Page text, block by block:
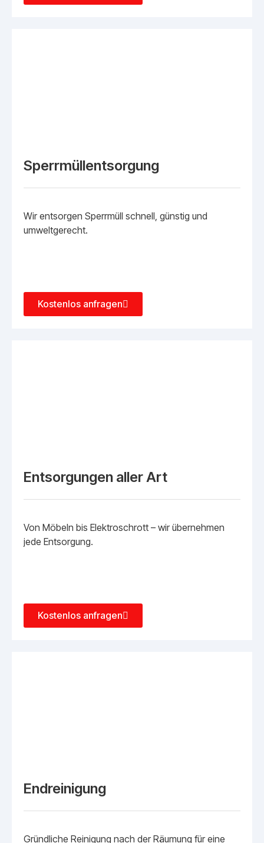
Sperrmüllentsorgung
Wir entsorgen Sperrmüll schnell, günstig und
umweltgerecht.
Kostenlos anfragen
Entsorgungen aller Art
Von Möbeln bis Elektroschrott – wir übernehmen
jede Entsorgung.
Kostenlos anfragen
Endreinigung
Gründliche Reinigung nach der Räumung für eine